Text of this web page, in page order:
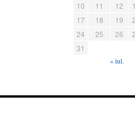
10
11 12
17
18 19
24
25 26
31
« iul.